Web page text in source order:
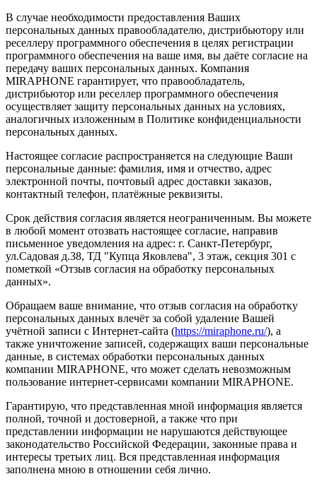
В случае необходимости предоставления Ваших
персональных данных правообладателю, дистрибьютору или
реселлеру программного обеспечения в целях регистрации
программного обеспечения на ваше имя, вы даёте согласие на
передачу ваших персональных данных. Компания
MIRAPHONE гарантирует, что правообладатель,
дистрибьютор или реселлер программного обеспечения
осуществляет защиту персональных данных на условиях,
аналогичных изложенным в Политике конфиденциальности
персональных данных.
Настоящее согласие распространяется на следующие Ваши
персональные данные: фамилия, имя и отчество, адрес
электронной почты, почтовый адрес доставки заказов,
контактный телефон, платёжные реквизиты.
Срок действия согласия является неограниченным. Вы можете
в любой момент отозвать настоящее согласие, направив
письменное уведомления на адрес: г. Санкт-Петербург,
ул.Садовая д.38, ТД "Купца Яковлева", 3 этаж, секция 301 с
пометкой «Отзыв согласия на обработку персональных
данных».
Обращаем ваше внимание, что отзыв согласия на обработку
персональных данных влечёт за собой удаление Вашей
учётной записи с Интернет-сайта (https://miraphone.ru/), а
также уничтожение записей, содержащих ваши персональные
данные, в системах обработки персональных данных
компании MIRAPHONE, что может сделать невозможным
пользование интернет-сервисами компании MIRAPHONE.
Гарантирую, что представленная мной информация является
полной, точной и достоверной, а также что при
представлении информации не нарушаются действующее
законодательство Российской Федерации, законные права и
интересы третьих лиц. Вся представленная информация
заполнена мною в отношении себя лично.